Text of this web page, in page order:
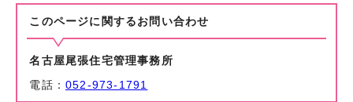
このページに関する お問い合わせ
名古屋尾張住宅管理事務所
電話：052-973-1791